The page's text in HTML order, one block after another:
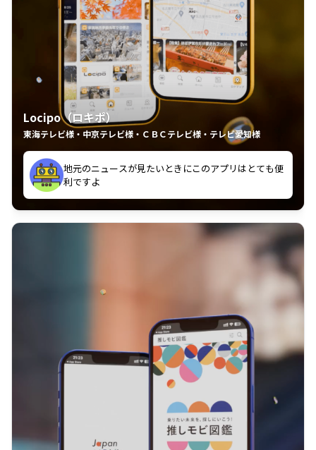
Locipo（ロキポ）
東海テレビ様・中京テレビ様・ＣＢＣテレビ様・テレビ愛知様
中京テレビのおもしろ番組が視聴可能地域外からも見
れるの嬉しいポイント
いつも利用させていただいております！